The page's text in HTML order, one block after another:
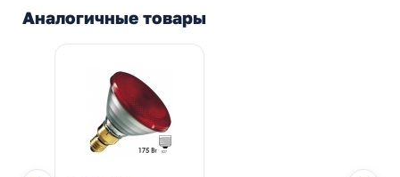
Аналогичные товары